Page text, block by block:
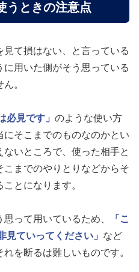
うときの注意点
見て損はない、と言っている
用いた側がそう思っている
。
必見です」 のような使い方
そこまでのものなのかとい
いところで、使った相手と
までのやりとりなどからそ
とになります。
って用いているため、
「こ
ていってください」 など
を断るは難しいものです。